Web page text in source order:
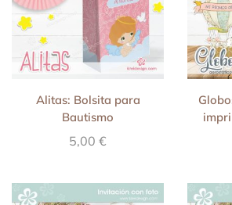
Alitas: Bolsita para
Bautismo
5,00 €